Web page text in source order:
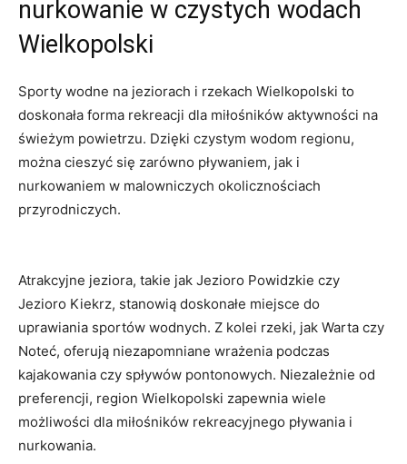
nurkowanie w czystych wodach
Wielkopolski
Sporty wodne na jeziorach i rzekach Wielkopolski to
doskonała forma rekreacji dla miłośników aktywności na
świeżym powietrzu. Dzięki czystym wodom regionu,
można cieszyć się zarówno pływaniem, jak i
nurkowaniem w malowniczych okolicznościach
przyrodniczych.
Atrakcyjne jeziora, takie jak Jezioro Powidzkie czy
Jezioro Kiekrz, stanowią doskonałe miejsce do
uprawiania sportów wodnych. Z kolei rzeki, jak Warta czy
Noteć, oferują niezapomniane wrażenia podczas
kajakowania czy spływów pontonowych. Niezależnie od
preferencji, region Wielkopolski zapewnia wiele
możliwości dla miłośników rekreacyjnego pływania i
nurkowania.